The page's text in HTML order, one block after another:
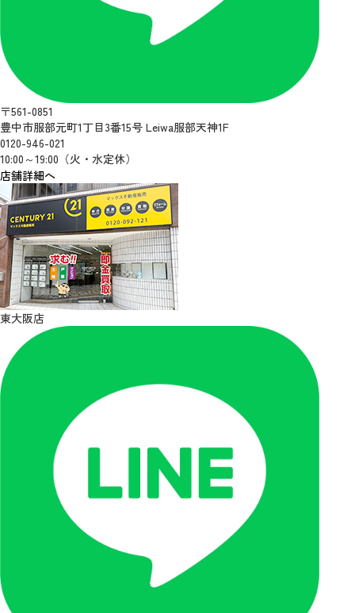
〒561-0851
豊中市服部元町1丁目3番15号 Leiwa服部天神1F
0120-946-021
10:00～19:00（火・水定休）
店舗詳細へ
東大阪店